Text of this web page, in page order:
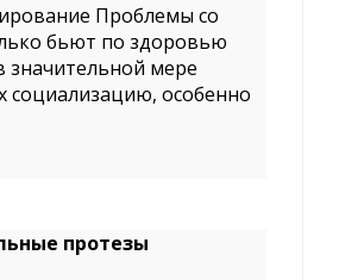
Проблемы со
бьют по здоровью
значительной мере
социализацию, особенно
протезы